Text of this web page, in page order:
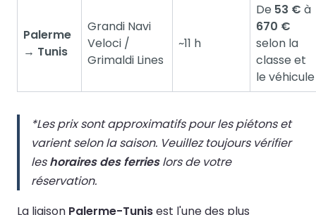
Palerme
→ Tunis
Grandi Navi
Veloci /
Grimaldi Lines
~11 h
De 53 € à
670 €
selon la
classe et
le véhicule
*Les prix sont approximatifs pour les piétons et
varient selon la saison. Veuillez toujours vérifier
leshoraires des ferrieslors de votre
réservation.
La liaison Palerme-Tunisest l'une des plus